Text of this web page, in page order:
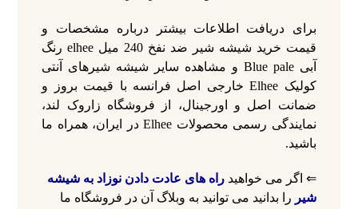
برای دریافت اطلاعات بیشتر درباره مشخصات و
قیمت خرید شیشه شیر ضد نفخ 240 میل elhee رنگ
آبی Blue pale و مشاهده سایر شیشه شیرهای آنتی
کولیک Elhee خارجی اصل فرانسه با قیمت بروز و
ضمانت اصل و اورجینال، از فروشگاه زاروک لند،
نمایندگی رسمی محصولات Elhee در ایران، همراه ما
باشید.
⇐ اگر می خواهید راه‌ های عادت دادن نوزاد به شیشه
شیر را بدانید می توانید به وبلاگ آن در فروشگاه ما